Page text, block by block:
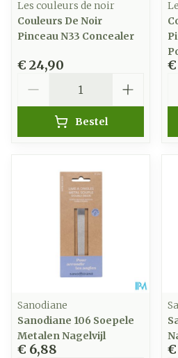
Les couleurs de noir
Couleurs De Noir
Pinceau N33 Concealer
€ 24,90
Bestel
€
Sanodiane
Sanodiane 106 Soepele
Metalen Nagelvijl
€ 6,88 €